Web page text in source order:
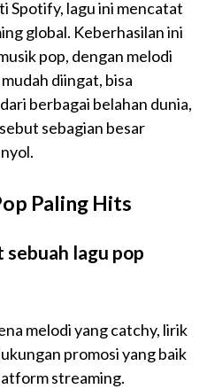
Spotify, lagu ini mencatat
global. Keberhasilan ini
pop, dengan melodi
diingat, bisa
berbagai belahan dunia,
sebagian besar
Paling Hits
sebuah lagu pop
melodi yang catchy, lirik
promosi yang baik
streaming.